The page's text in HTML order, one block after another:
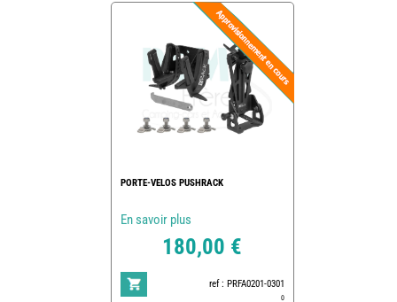
PORTE-VELOS PUSHRACK
En savoir plus
180,00 €
ref : PRFA0201-0301
0